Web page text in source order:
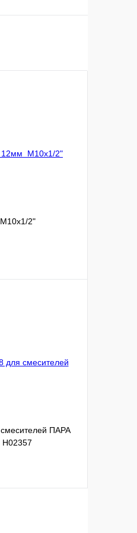
2"
ПАРА
Н02357